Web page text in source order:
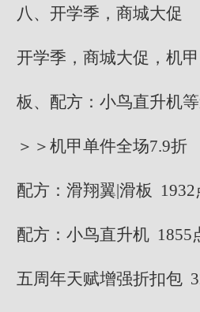
八、开学季，商城大促
开学季，商城大促，机
板、配方：小鸟直升机
＞＞机甲单件全场7.9折
配方：滑翔翼|滑板 1932
配方：小鸟直升机 1855
五周年天赋增强折扣包